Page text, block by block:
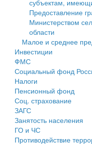
Здравоохранение
Социальная защита
Фотоальбом
Муниципальный
Муниципальные услуги
Проекты
Антимонопольный
Противодействие
среднего
Информационная
среднего
Муниципальные
Контрольно-счетная
Персональные данные
Оценка регулирующего
субъектам,
Предоставление
Министерством
области
Малое и среднее
Инвестиции
ФМС
Социальный фонд
Налоги
Пенсионный фонд
Соц. страхование
ЗАГС
Занятость населения
ГО и ЧС
Противодействие